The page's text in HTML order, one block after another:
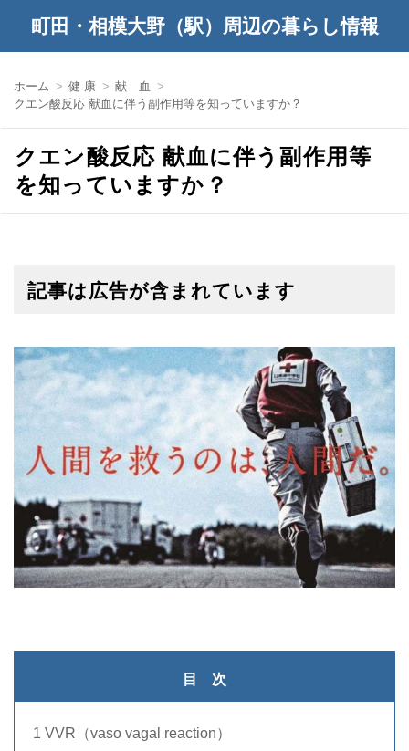
町田・相模大野（駅）周辺の暮らし情報
ホーム 健 康
献 血
クエン酸反応 献血に伴う副作用等を知っていますか？
クエン酸反応 献血に伴う副作用等
を知っていますか？
記事は広告が含まれています
目 次
1 VVR（vaso vagal reaction）